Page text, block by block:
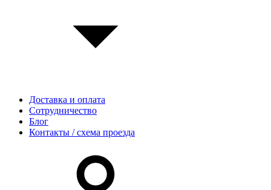
Доставка и оплата
Сотрудничество
Блог
Контакты / схема проезда